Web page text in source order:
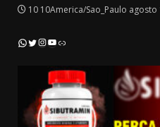
10 10America/Sao_Paulo
WhatsApp
Twitter
Instagram
YouTube
Link